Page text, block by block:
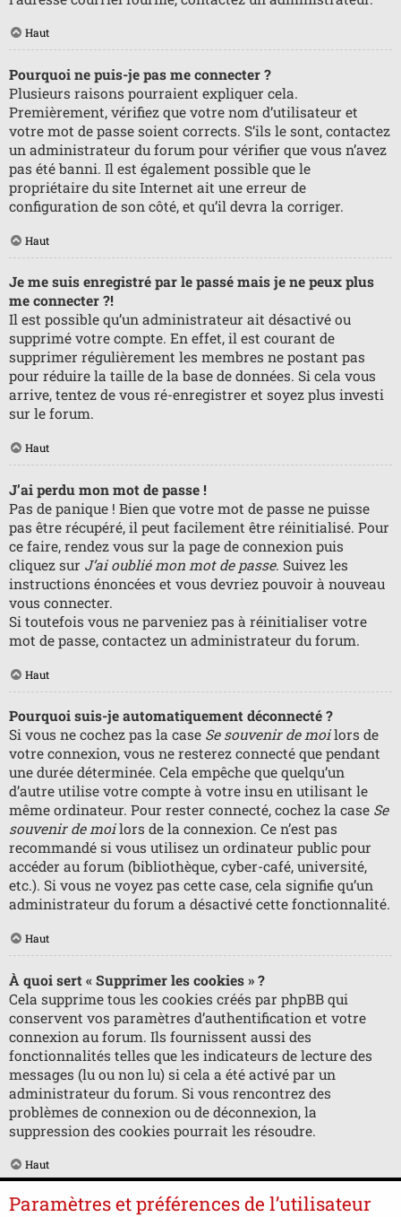
Haut
Pourquoi ne puis-je pas me connecter ?
Plusieurs raisons pourraient expliquer cela.
Premièrement, vérifiez que votre nom d’utilisateur et
votre mot de passe soient corrects. S’ils le sont, contactez
un administrateur du forum pour vérifier que vous n’avez
pas été banni. Il est également possible que le
propriétaire du site Internet ait une erreur de
configuration de son côté, et qu’il devra la corriger.
Haut
Je me suis enregistré par le passé mais je ne peux plus
me connecter ?!
Il est possible qu’un administrateur ait désactivé ou
supprimé votre compte. En effet, il est courant de
supprimer régulièrement les membres ne postant pas
pour réduire la taille de la base de données. Si cela vous
arrive, tentez de vous ré-enregistrer et soyez plus investi
sur le forum.
Haut
J’ai perdu mon mot de passe !
Pas de panique ! Bien que votre mot de passe ne puisse
pas être récupéré, il peut facilement être réinitialisé. Pour
ce faire, rendez vous sur la page de connexion puis
cliquez sur J’ai oublié mon mot de passe. Suivez les
instructions énoncées et vous devriez pouvoir à nouveau
vous connecter.
Si toutefois vous ne parveniez pas à réinitialiser votre
mot de passe, contactez un administrateur du forum.
Haut
Pourquoi suis-je automatiquement déconnecté ?
Si vous ne cochez pas la case Se souvenir de moilors de
votre connexion, vous ne resterez connecté que pendant
une durée déterminée. Cela empêche que quelqu’un
d’autre utilise votre compte à votre insu en utilisant le
même ordinateur. Pour rester connecté, cochez la case Se
souvenir de moilors de la connexion. Ce n’est pas
recommandé si vous utilisez un ordinateur public pour
accéder au forum (bibliothèque, cyber-café, université,
etc.). Si vous ne voyez pas cette case, cela signifie qu’un
administrateur du forum a désactivé cette fonctionnalité.
Haut
À quoi sert « Supprimer les cookies » ?
Cela supprime tous les cookies créés par phpBB qui
conservent vos paramètres d’authentification et votre
connexion au forum. Ils fournissent aussi des
fonctionnalités telles que les indicateurs de lecture des
messages (lu ou non lu) si cela a été activé par un
administrateur du forum. Si vous rencontrez des
problèmes de connexion ou de déconnexion, la
suppression des cookies pourrait les résoudre.
Haut
Paramètres et préférences de l’utilisateur